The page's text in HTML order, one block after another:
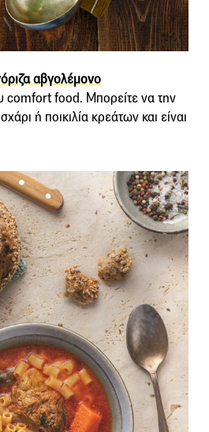
αβγολέμονο
comfort food. Μπορείτε να την
ή ποικιλία κρεάτων και είναι